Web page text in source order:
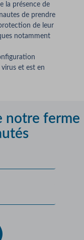
la présence de
de prendre
de leur
notamment
et est en
notre ferme